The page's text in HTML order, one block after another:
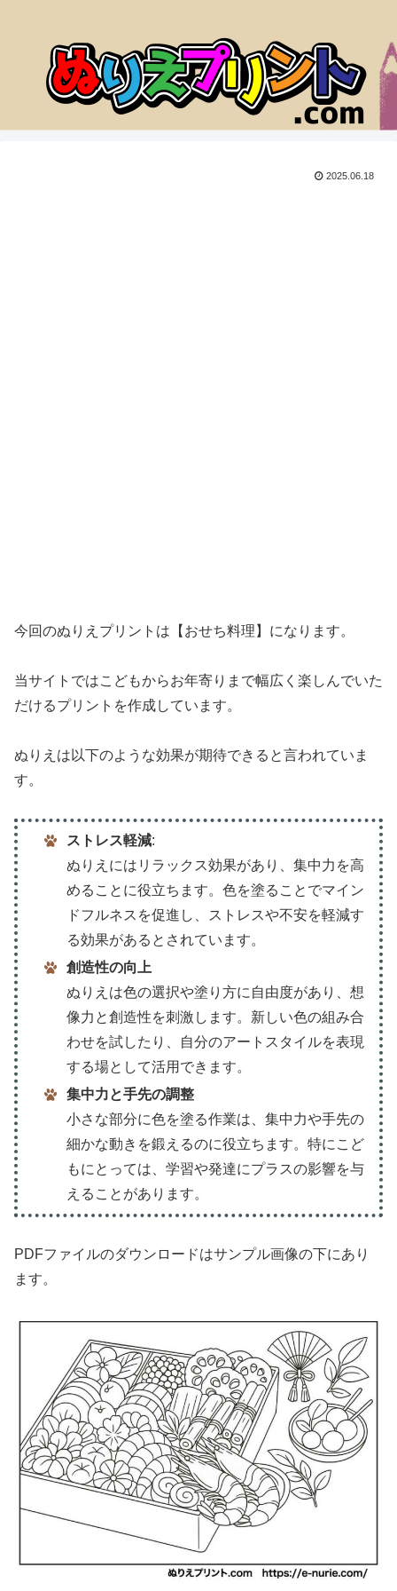
2025.06.18
今回のぬりえプリントは【おせち料理】になります。
当サイトではこどもからお年寄りまで幅広く楽しんでいた
だけるプリントを作成しています。
ぬりえは以下のような効果が期待できると言われていま
す。
ストレス軽減:
ぬりえにはリラックス効果があり、集中力を高
めることに役立ちます。色を塗ることでマイン
ドフルネスを促進し、ストレスや不安を軽減す
る効果があるとされています。
創造性の向上
ぬりえは色の選択や塗り方に自由度があり、想
像力と創造性を刺激します。新しい色の組み合
わせを試したり、自分のアートスタイルを表現
する場として活用できます。
集中力と手先の調整
小さな部分に色を塗る作業は、集中力や手先の
細かな動きを鍛えるのに役立ちます。特にこど
もにとっては、学習や発達にプラスの影響を与
えることがあります。
PDFファイルのダウンロードはサンプル画像の下にあり
ます。